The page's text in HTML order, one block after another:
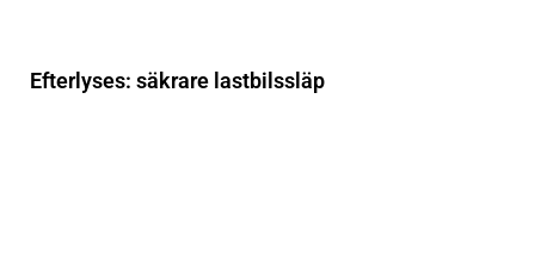
Efterlyses: säkrare lastbilssläp